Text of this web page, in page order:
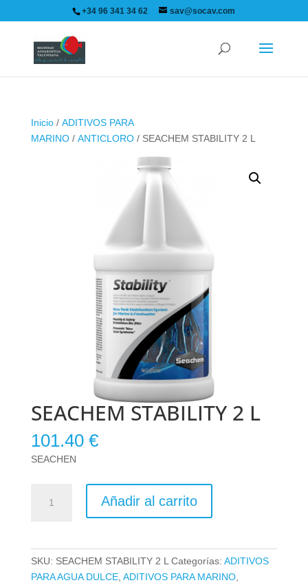
+34 96 341 34 62 sav@socav.com
Inicio/ ADITIVOS PARA
MARINO/ ANTICLORO/ SEACHEM STABILITY 2 L
SEACHEM STABILITY 2 L
101.40 €
SEACHEN
STABILITY
Añadir al carrito
SKU: SEACHEM STABILITY 2 L Categorías: ADITIVOS
PARA AGUA DULCE, ADITIVOS PARA MARINO,